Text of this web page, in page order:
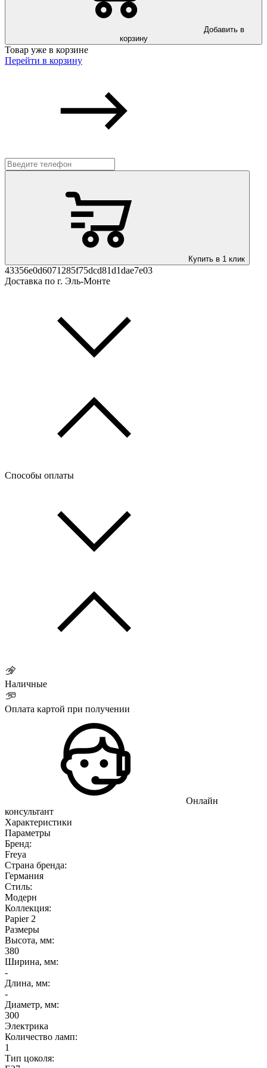
корзину
Товар уже в корзине
Перейти в корзину
Купить в 1 клик
43356e0d6071285f75dcd81d1dae7e03
Доставка по г. Эль-Монте
Способы оплаты
Наличные
Оплата картой при получении
Онлайн
консультант
Характеристики
Параметры
Бренд:
Freya
Страна бренда:
Германия
Стиль:
Модерн
Коллекция:
Papier 2
Размеры
Высота, мм:
380
Ширина, мм:
-
Длина, мм:
-
Диаметр, мм:
300
Электрика
Количество ламп:
1
Тип цоколя: